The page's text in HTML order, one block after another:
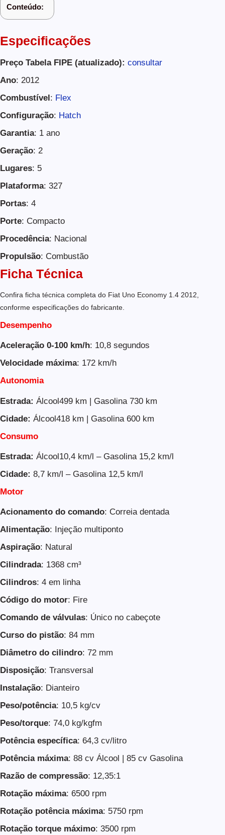
Conteúdo:
Especificações
Preço Tabela FIPE (atualizado): consultar
Ano: 2012
Combustível: Flex
Configuração: Hatch
Garantia: 1 ano
Geração: 2
Lugares: 5
Plataforma: 327
Portas: 4
Porte: Compacto
Procedência: Nacional
Propulsão: Combustão
Ficha Técnica
Confira ficha técnica completa do Fiat Uno Economy 1.4 2012,
conforme especificações do fabricante.
Desempenho
Aceleração 0-100 km/h: 10,8 segundos
Velocidade máxima: 172 km/h
Autonomia
Estrada: Álcool499 km | Gasolina 730 km
Cidade: Álcool418 km | Gasolina 600 km
Consumo
Estrada: Álcool10,4 km/l – Gasolina 15,2 km/l
Cidade: 8,7 km/l – Gasolina 12,5 km/l
Motor
Acionamento do comando: Correia dentada
Alimentação: Injeção multiponto
Aspiração: Natural
Cilindrada: 1368 cm³
Cilindros: 4 em linha
Código do motor: Fire
Comando de válvulas: Único no cabeçote
Curso do pistão: 84 mm
Diâmetro do cilindro: 72 mm
Disposição: Transversal
Instalação: Dianteiro
Peso/potência: 10,5 kg/cv
Peso/torque: 74,0 kg/kgfm
Potência específica: 64,3 cv/litro
Potência máxima: 88 cv Álcool | 85 cv Gasolina
Razão de compressão: 12,35:1
Rotação máxima: 6500 rpm
Rotação potência máxima: 5750 rpm
Rotação torque máximo: 3500 rpm